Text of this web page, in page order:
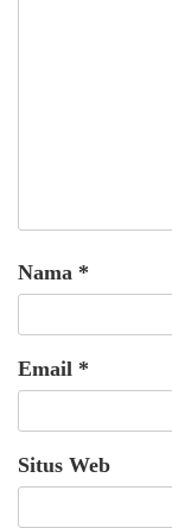
Nama *
Email *
Situs Web